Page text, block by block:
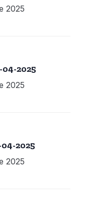
2025
04-2025
2025
04-2025
2025